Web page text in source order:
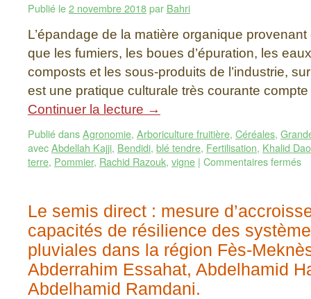
Publié le2 novembre 2018par Bahri
L’épandage de la matière organique
que les fumiers, les boues d’épuration, les
composts et les sous-produits de l’industrie,
est une pratique culturale très courante
Continuer la lecture →
Publié dansAgronomie, Arboriculture fruitière, Céréales,
avecAbdellah Kajji, Bendidi, blé tendre, Fertilisation, Khalid
terre, Pommier, Rachid Razouk, vigne | Commentaires fermés
Le semis direct : mesure
capacités de résilience des
pluviales dans la région Fès-
Abderrahim Essahat, Abdelhamid
Abdelhamid Ramdani.